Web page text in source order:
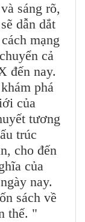
sáng rõ,
dẫn dắt
mạng
cả
đến nay.
phá
của
tương
trúc
cho đến
của
nay.
sách về
thế. "